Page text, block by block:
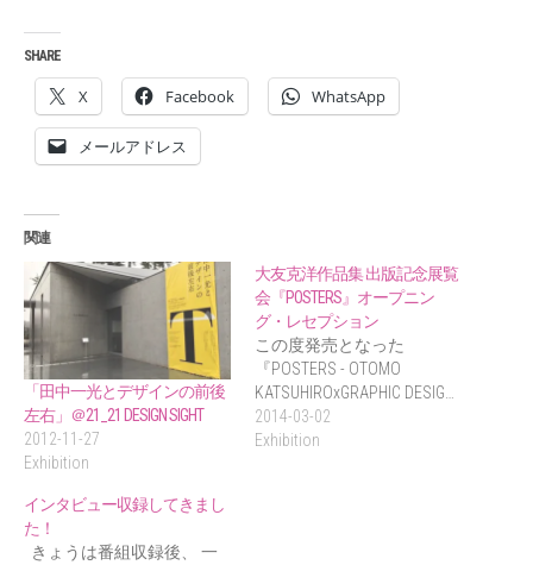
SHARE
X Facebook WhatsApp
メールアドレス
関連
「田中一光とデザインの前後
左右」＠21_21 DESIGN SIGHT
2012-11-27
Exhibition
大友克洋作品集 出版記念展覧
会『POSTERS』オープニン
グ・レセプション
この度発売となった
『POSTERS - OTOMO
KATSUHIROxGRAPHIC DESIG…
2014-03-02
Exhibition
インタビュー収録してきまし
た！
きょうは番組収録後、 一